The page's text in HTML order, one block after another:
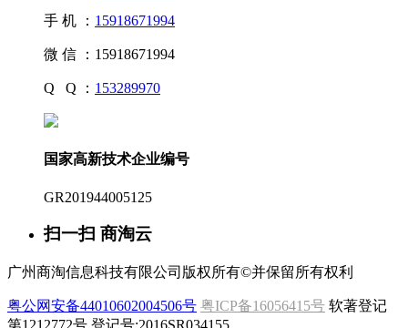
手 机 ： 15918671994
微 信 ： 15918671994
Q Q ： 153289970
国家高新技术企业编号
GR201944005125
扫一扫 商淘云
广州商淘信息科技有限公司版权所有©并保留所有权利
粤公网安备44010602004506号 粤ICP备16056415号 软著登记
第1212772号 登记号:2016SR034155